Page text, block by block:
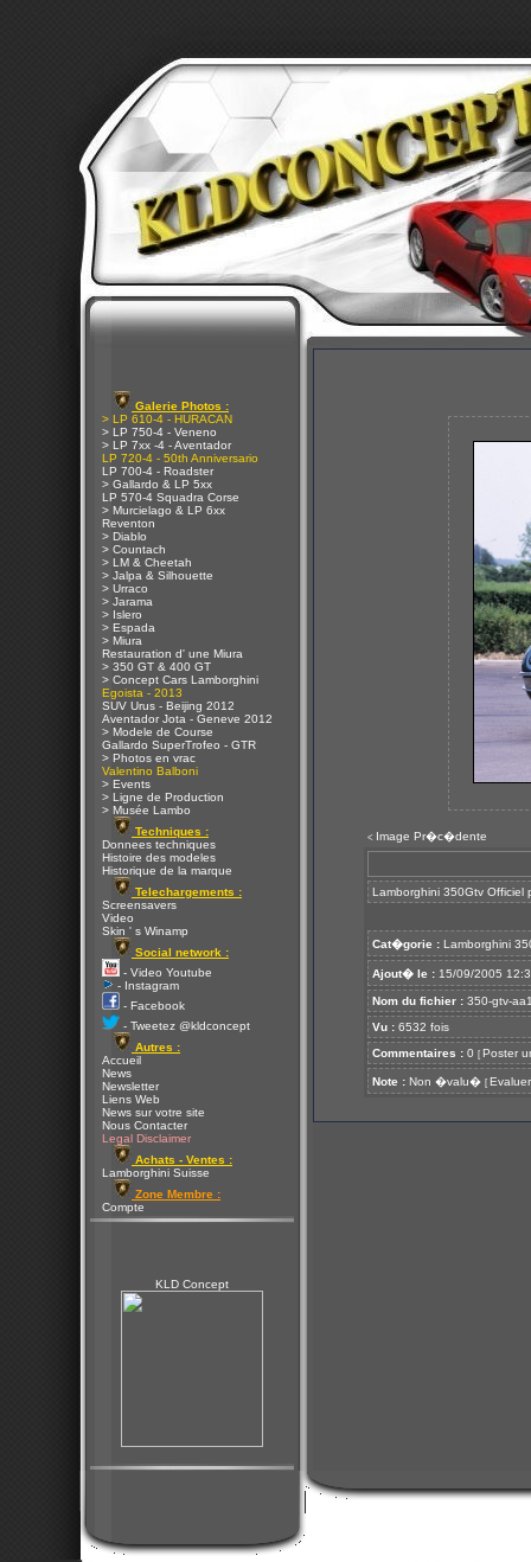
Galerie Photos :
> LP 610-4 - HURACAN
> LP 750-4 - Veneno
> LP 7xx -4 - Aventador
LP 720-4 - 50th Anniversario
LP 700-4 - Roadster
> Gallardo & LP 5xx
LP 570-4 Squadra Corse
> Murcielago & LP 6xx
Reventon
> Diablo
> Countach
> LM & Cheetah
> Jalpa & Silhouette
> Urraco
> Jarama
> Islero
> Espada
> Miura
Restauration d' une Miura
> 350 GT & 400 GT
> Concept Cars Lamborghini
Egoista - 2013
SUV Urus - Beijing 2012
Aventador Jota - Geneve 2012
> Modele de Course
Gallardo SuperTrofeo - GTR
> Photos en vrac
Valentino Balboni
> Events
> Ligne de Production
> Musée Lambo
Techniques :
Donnees techniques
Histoire des modeles
Historique de la marque
Telechargements :
Screensavers
Video
Skin ' s Winamp
Social network :
- Video Youtube
- Instagram
- Facebook
- Tweetez @kldconcept
Autres :
Accueil
News
Newsletter
Liens Web
News sur votre site
Nous Contacter
Legal Disclaimer
Achats - Ventes :
Lamborghini Suisse
Zone Membre :
Compte
KLD Concept
< Image Pr�c�dente
Lamborghini 350Gtv Officiel
Cat�gorie : Lamborghini
Ajout� le : 15/09/2005
Nom du fichier : 350-gtv-
Vu : 6532 fois
Commentaires : 0 [ Poster
Note : Non �valu� [ Evaluer